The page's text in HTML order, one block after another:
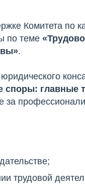
Комитета по
по теме
.
споры: главные
за
трудовой